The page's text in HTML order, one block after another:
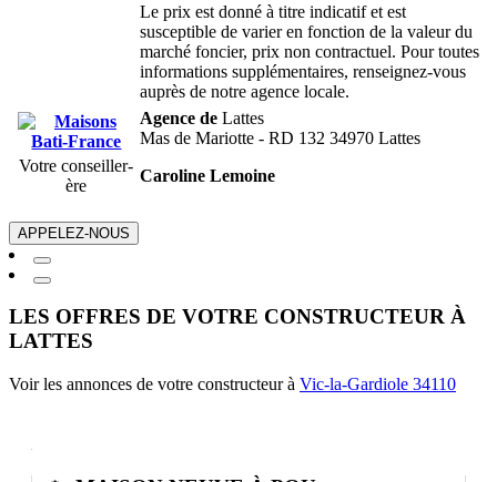
Le prix est donné à titre indicatif et est
susceptible de varier en fonction de la valeur du
marché foncier, prix non contractuel. Pour toutes
informations supplémentaires, renseignez-vous
auprès de notre agence locale.
Agence de Lattes
Mas de Mariotte - RD 132 34970 Lattes
Votre conseiller-
ère
Caroline Lemoine
APPELEZ-NOUS
LES OFFRES DE VOTRE CONSTRUCTEUR À
LATTES
Voir les annonces de votre constructeur à Vic-la-Gardiole 34110